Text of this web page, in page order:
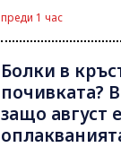
преди 1 час
Болки в
почивката?
защо август